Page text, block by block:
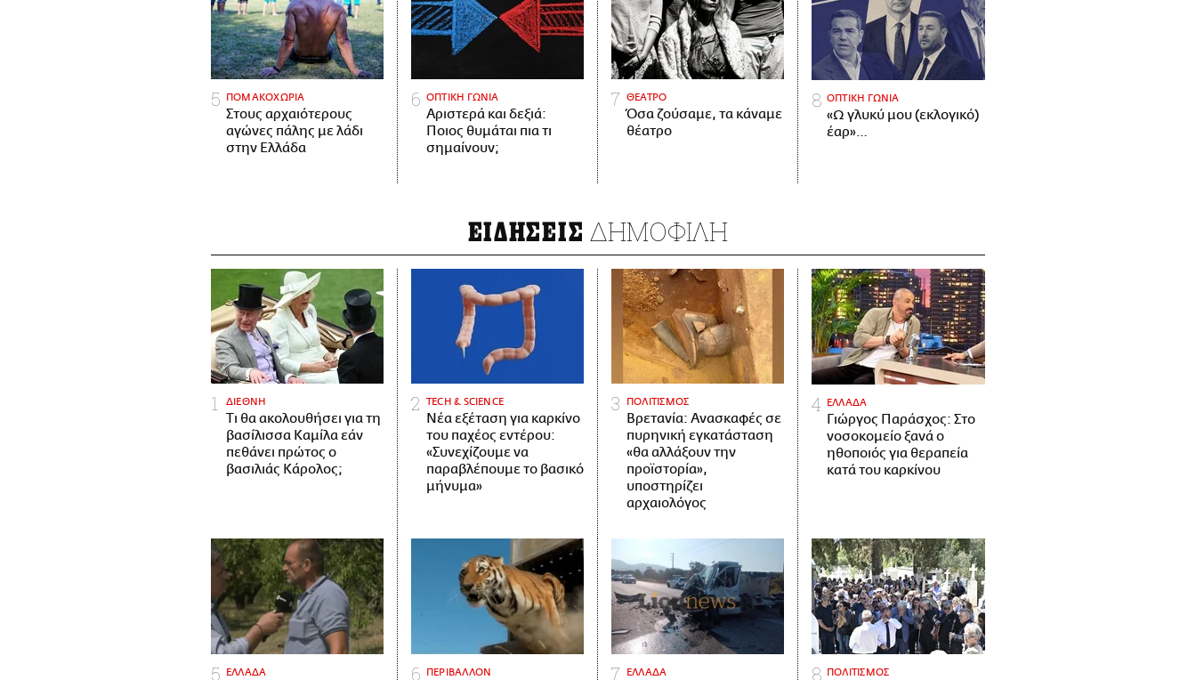
ΠΟΜΑΚΟΧΩΡΙΑ
Στους αρχαιότερους
αγώνες πάλης με λάδι
στην Ελλάδα
ΟΠΤΙΚΗ ΓΩΝΙΑ
Αριστερά και δεξιά:
Ποιος θυμάται πια τι
σημαίνουν;
ΘΕΑΤΡΟ
Όσα ζούσαμε, τα κάναμε
θέατρο
ΟΠΤΙΚΗ ΓΩΝΙΑ
«Ω γλυκύ μου (εκλογικό)
έαρ»…
ΕΙΔΗΣΕΙΣ ΔΗΜΟΦΙΛΗ
ΔΙΕΘΝΗ
Τι θα ακολουθήσει για τη
βασίλισσα Καμίλα εάν
πεθάνει πρώτος ο
βασιλιάς Κάρολος;
ΤECH & SCIENCE
Νέα εξέταση για καρκίνο
του παχέος εντέρου:
«Συνεχίζουμε να
παραβλέπουμε το βασικό
μήνυμα»
ΠΟΛΙΤΙΣΜΟΣ
Βρετανία: Ανασκαφές σε
πυρηνική εγκατάσταση
«θα αλλάξουν την
προϊστορία»,
υποστηρίζει
αρχαιολόγος
ΕΛΛΑΔΑ
Γιώργος Παράσχος: Στο
νοσοκομείο ξανά ο
ηθοποιός για θεραπεία
κατά του καρκίνου
ΕΛΛΑΔΑ ΠΕΡΙΒΑΛΛΟΝ ΕΛΛΑΔΑ ΠΟΛΙΤΙΣΜΟΣ